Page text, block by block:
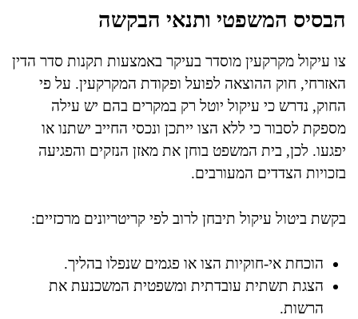
הבסיס המשפטי ותנאי הבקשה
צו עיקול מקרקעין מוסדר בעיקר באמצעות תקנות סדר הדין
האזרחי, חוק ההוצאה לפועל ופקודת המקרקעין. על פי
החוק, נדרש כי עיקול יוטל רק במקרים בהם יש עילה
מספקת לסבור כי ללא הצו ייתכן ונכסי החייב ישתנו או
יפגעו. לכן, בית המשפט בוחן את מאזן הנזקים והפגיעה
בזכויות הצדדים המעורבים.
בקשת ביטול עיקול תיבחן לרוב לפי קריטריונים מרכזיים:
הוכחת אי-חוקיות הצו או פגמים שנפלו בהליך.
הצגת תשתית עובדתית ומשפטית המשכנעת את
הרשות.